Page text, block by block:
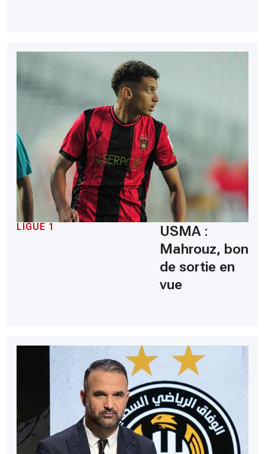
LIGUE 1
USMA :
Mahrouz, bon
de sortie en
vue